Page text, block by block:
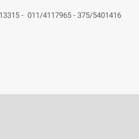
- 011/4117965 - 375/5401416